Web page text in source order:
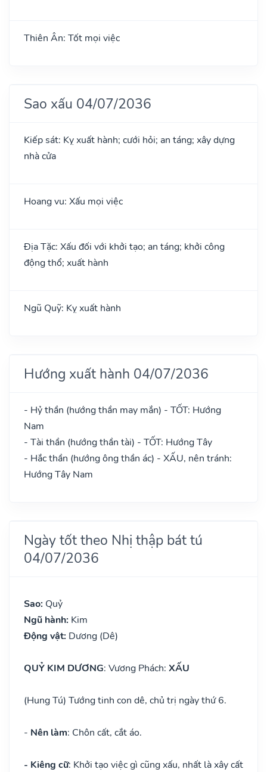
Thiên Ân: Tốt mọi việc
Sao xấu 04/07/2036
Kiếp sát: Kỵ xuất hành; cưới hỏi; an táng; xây dựng
nhà cửa
Hoang vu: Xấu mọi việc
Địa Tặc: Xấu đối với khởi tạo; an táng; khởi công
động thổ; xuất hành
Ngũ Quỹ: Kỵ xuất hành
Hướng xuất hành 04/07/2036
- Hỷ thần (hướng thần may mắn) - TỐT: Hướng
Nam
- Tài thần (hướng thần tài) - TỐT: Hướng Tây
- Hắc thần (hướng ông thần ác) - XẤU, nên tránh:
Hướng Tây Nam
Ngày tốt theo Nhị thập bát tú
04/07/2036
Sao: Quỷ
Ngũ hành: Kim
Động vật: Dương (Dê)
QUỶ KIM DƯƠNG: Vương Phách: XẤU
(Hung Tú) Tướng tinh con dê, chủ trị ngày thứ 6.
- Nên làm: Chôn cất, cắt áo.
- Kiêng cữ: Khởi tạo việc gì cũng xấu, nhất là xây cất